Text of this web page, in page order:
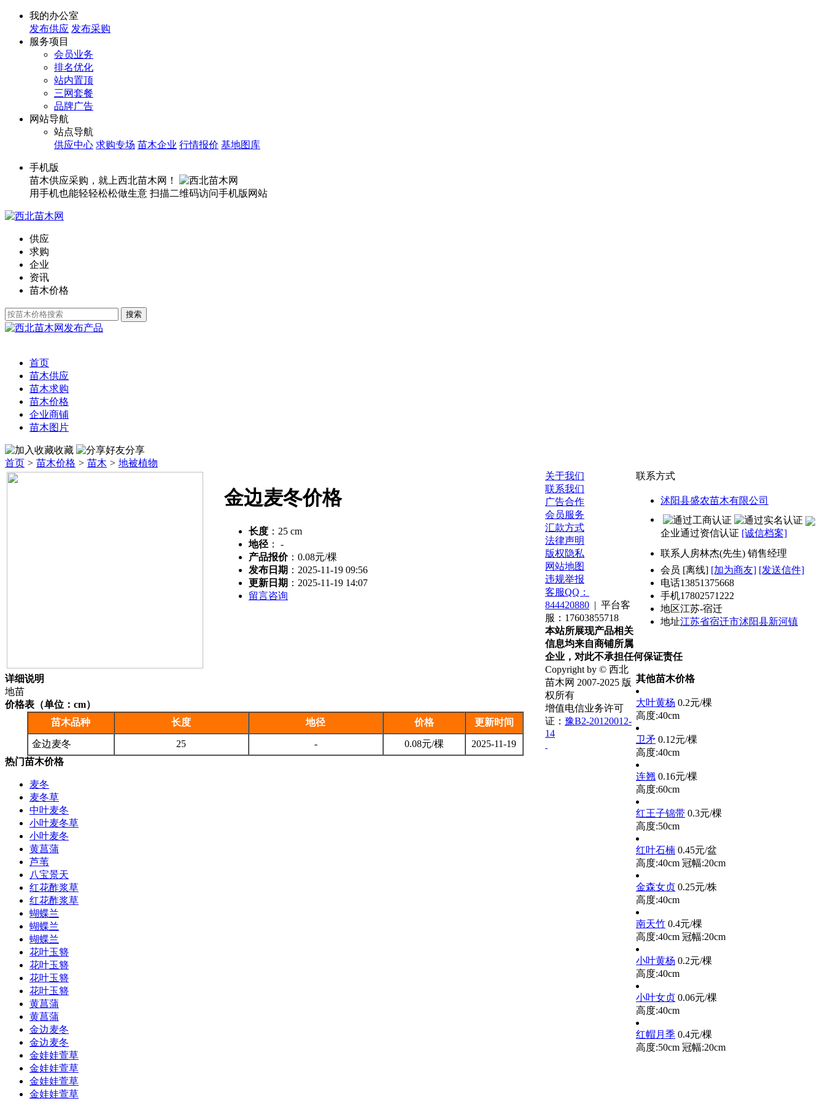
我的办公室
发布供应 发布采购
服务项目
会员业务
排名优化
站内置顶
三网套餐
品牌广告
网站导航
站点导航
供应中心 求购专场 苗木企业 行情报价 基地图库
手机版
苗木供应采购，就上西北苗木网！
用手机也能轻轻松松做生意 扫描二维码访问手机版网站
供应
求购
企业
资讯
苗木价格
发布产品
首页
苗木供应
苗木求购
苗木价格
企业商铺
苗木图片
收藏
分享
首页 > 苗木价格 > 苗木 > 地被植物
金边麦冬价格
长度 ： 25 cm
地径 ：
-
产品报价： 0.08元/棵
发布日期 ：2025-11-19 09:56
更新日期 ：2025-11-19 14:07
留言咨询
联系方式
沭阳县盛农苗木有限公司
企业通过资信认证 [诚信档案]
联系人 房林杰(先生) 销售经理
会员 [离线] [加为商友] [发送信件]
电话13851375668
手机17802571222
地区江苏-宿迁
地址江苏省宿迁市沭阳县新河镇
详细说明
地苗
价格表（单位：cm）
苗木品种
长度 地径 价格 更新时间
金边麦冬 25 - 0.08元/棵
2025-11-19
热门苗木价格
麦冬
麦冬草
中叶麦冬
小叶麦冬草
小叶麦冬
黄菖蒲
芦苇
八宝景天
红花酢浆草
红花酢浆草
蝴蝶兰
蝴蝶兰
蝴蝶兰
花叶玉簪
花叶玉簪
花叶玉簪
花叶玉簪
黄菖蒲
黄菖蒲
金边麦冬
金边麦冬
金娃娃萱草
金娃娃萱草
金娃娃萱草
金娃娃萱草
其他苗木价格
大叶黄杨 0.2元/棵
高度:40cm
卫矛 0.12元/棵
高度:40cm
连翘 0.16元/棵
高度:60cm
红王子锦带 0.3元/棵
高度:50cm
红叶石楠 0.45元/盆
高度:40cm 冠幅:20cm
金森女贞 0.25元/株
高度:40cm
南天竹 0.4元/棵
高度:40cm 冠幅:20cm
小叶黄杨 0.2元/棵
高度:40cm
小叶女贞 0.06元/棵
高度:40cm
红帽月季 0.4元/棵
高度:50cm 冠幅:20cm
关于我们
联系我们
广告合作
会员服务
汇款方式
法律声明
版权隐私
网站地图
违规举报
客服QQ：
844420880 | 平台客
服：17603855718
本站所展现产品相关
信息均来自商铺所属
企业，对此不承担任何保证责任
Copyright by © 西北
苗木网 2007-2025 版
权所有
增值电信业务许可
证： 豫B2-20120012-
14